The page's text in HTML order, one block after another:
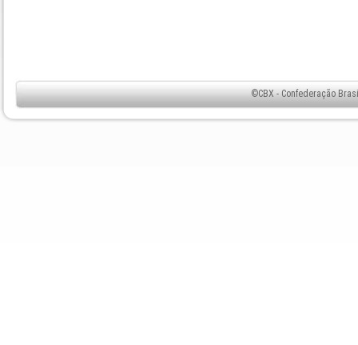
©CBX - Confederação